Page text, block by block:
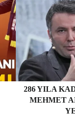
286 YILA
MEHMET